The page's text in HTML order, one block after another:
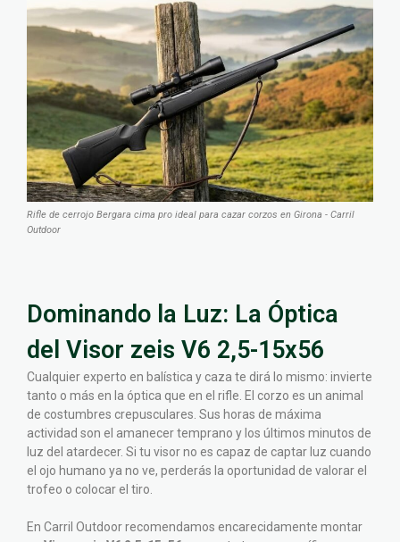
Rifle de cerrojo Bergara cima pro ideal para cazar corzos en Girona - Carril
Outdoor
Dominando la Luz: La Óptica
del Visor zeis V6 2,5-15x56
Cualquier experto en balística y caza te dirá lo mismo: invierte
tanto o más en la óptica que en el rifle. El corzo es un animal
de costumbres crepusculares. Sus horas de máxima
actividad son el amanecer temprano y los últimos minutos de
luz del atardecer. Si tu visor no es capaz de captar luz cuando
el ojo humano ya no ve, perderás la oportunidad de valorar el
trofeo o colocar el tiro.
En Carril Outdoor recomendamos encarecidamente montar